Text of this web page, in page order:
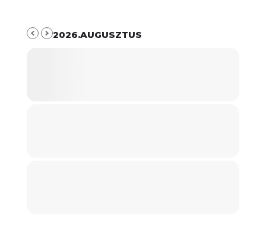
2026.AUGUSZTUS